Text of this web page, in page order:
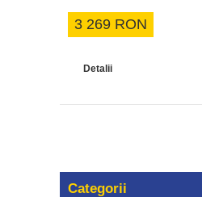
3 269 RON
Detalii
Categorii